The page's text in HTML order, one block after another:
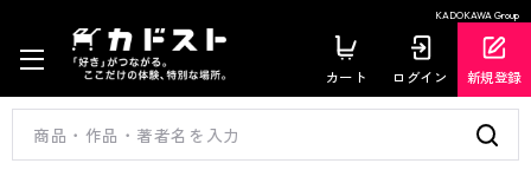
KADOKAWA Group
カート ログイン 新規登録